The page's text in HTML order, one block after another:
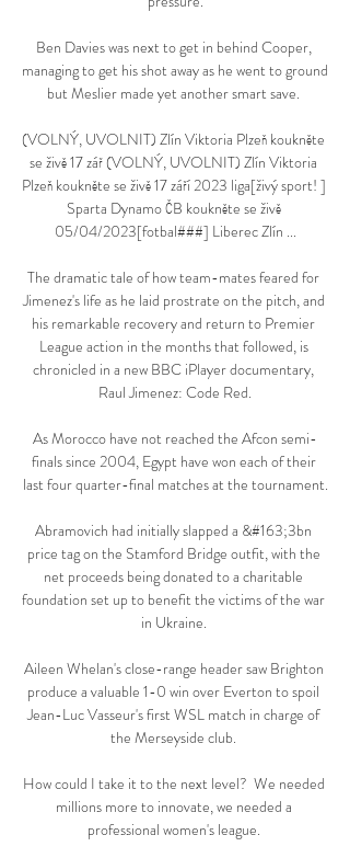
Ben Davies was next to get in behind Cooper,
managing to get his shot away as he went to ground
but Meslier made yet another smart save.
(VOLNÝ, UVOLNIT) Zlín Viktoria Plzeň koukněte
se živě 17 zář (VOLNÝ, UVOLNIT) Zlín Viktoria
Plzeň koukněte se živě 17 září 2023 liga[živý sport! ]
Sparta Dynamo ČB koukněte se živě
05/04/2023[fotbal###] Liberec Zlín ...
The dramatic tale of how team-mates feared for
Jimenez's life as he laid prostrate on the pitch, and
his remarkable recovery and return to Premier
League action in the months that followed, is
chronicled in a new BBC iPlayer documentary,
Raul Jimenez: Code Red.
As Morocco have not reached the Afcon semi-
finals since 2004, Egypt have won each of their
last four quarter-final matches at the tournament.
Abramovich had initially slapped a &#163;3bn
price tag on the Stamford Bridge outfit, with the
net proceeds being donated to a charitable
foundation set up to benefit the victims of the war
in Ukraine.
Aileen Whelan's close-range header saw Brighton
produce a valuable 1-0 win over Everton to spoil
Jean-Luc Vasseur's first WSL match in charge of
the Merseyside club.
How could I take it to the next level?  We needed
millions more to innovate, we needed a
professional women's league.